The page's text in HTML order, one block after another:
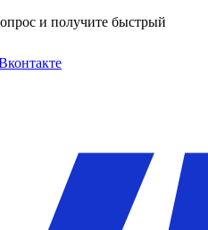
и получите быстрый